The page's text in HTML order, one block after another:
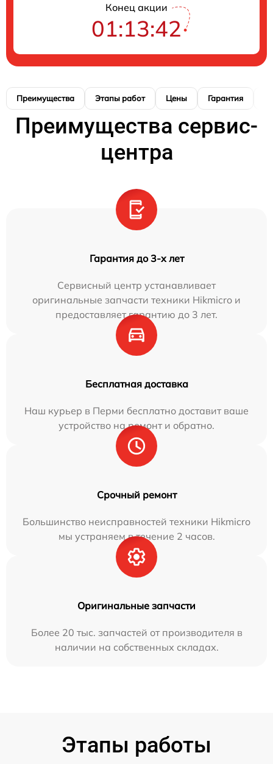
Конец акции
01:13:41
Преимущества Этапы работ Цены Гарантия
Преимущества сервис-
центра
Гарантия до 3-х лет
Сервисный центр устанавливает
оригинальные запчасти техники Hikmicro и
предоставляет гарантию до 3 лет.
Бесплатная доставка
Наш курьер в Перми бесплатно доставит ваше
устройство на ремонт и обратно.
Срочный ремонт
Большинство неисправностей техники Hikmicro
мы устраняем в течение 2 часов.
Оригинальные запчасти
Более 20 тыс. запчастей от производителя в
наличии на собственных складах.
Этапы работы